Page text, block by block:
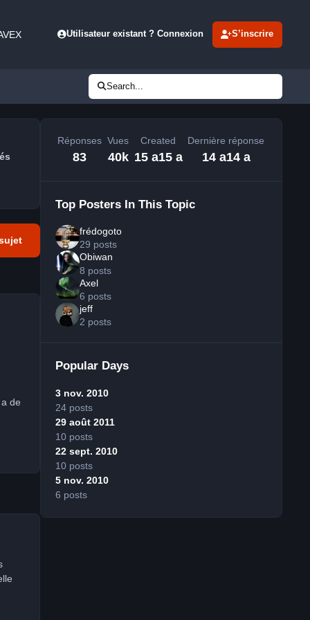
Utilisateur existant ? Connexion S’inscrire
Search...
de
Réponses
83
Vues
40k
Created
15 a15 a
Dernière réponse
14 a14 a
Top Posters In This Topic
frédogoto
29 posts
Obiwan
8 posts
Axel
6 posts
jeff
2 posts
Popular Days
3 nov. 2010
24 posts
29 août 2011
10 posts
22 sept. 2010
10 posts
5 nov. 2010
6 posts